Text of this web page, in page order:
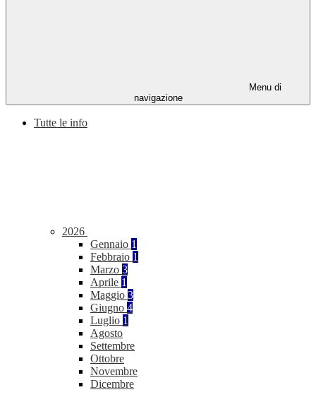
Menu di
navigazione
Tutte le info
2026
Gennaio 1
Febbraio 1
Marzo 3
Aprile 1
Maggio 3
Giugno 4
Luglio 1
Agosto
Settembre
Ottobre
Novembre
Dicembre